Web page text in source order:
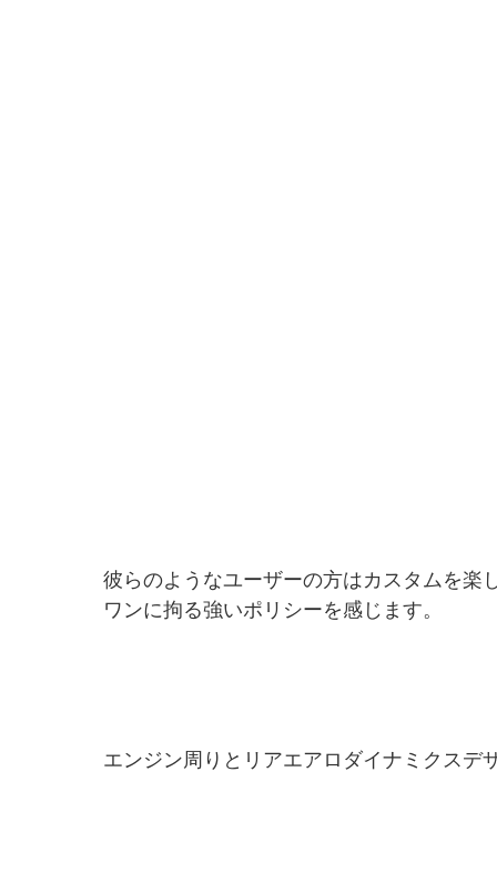
彼らのようなユーザーの方はカスタムを楽
ワンに拘る強いポリシーを感じます。
エンジン周りとリアエアロダイナミクスデ